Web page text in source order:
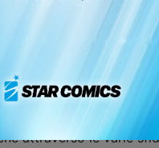
- HOT LEVEL
ora sono una coppia: nei
punto di arrivo, il finale
è solo un punto di
imparare a fare
attraverso le varie